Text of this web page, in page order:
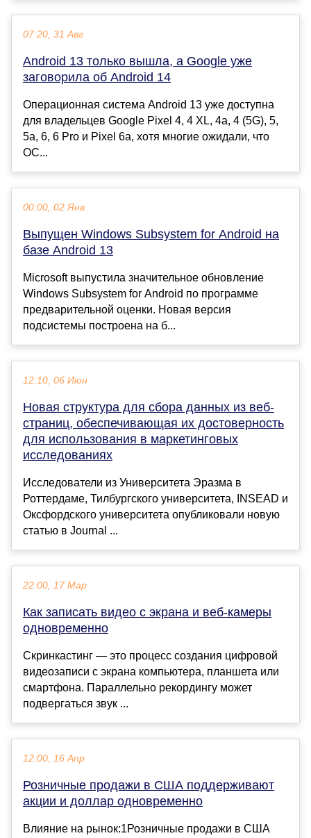
07:20, 31 Авг
Android 13 только вышла, а Google уже
заговорила об Android 14
Операционная система Android 13 уже доступна
для владельцев Google Pixel 4, 4 XL, 4a, 4 (5G), 5,
5a, 6, 6 Pro и Pixel 6a, хотя многие ожидали, что
ОС...
00:00, 02 Янв
Выпущен Windows Subsystem for Android на
базе Android 13
Microsoft выпустила значительное обновление
Windows Subsystem for Android по программе
предварительной оценки. Новая версия
подсистемы построена на б...
12:10, 06 Июн
Новая структура для сбора данных из веб-
страниц, обеспечивающая их достоверность
для использования в маркетинговых
исследованиях
Исследователи из Университета Эразма в
Роттердаме, Тилбургского университета, INSEAD и
Оксфордского университета опубликовали новую
статью в Journal ...
22:00, 17 Мар
Как записать видео с экрана и веб-камеры
одновременно
Скринкастинг — это процесс создания цифровой
видеозаписи с экрана компьютера, планшета или
смартфона. Параллельно рекордингу может
подвергаться звук ...
12:00, 16 Апр
Розничные продажи в США поддерживают
акции и доллар одновременно
Влияние на рынок:1Розничные продажи в США